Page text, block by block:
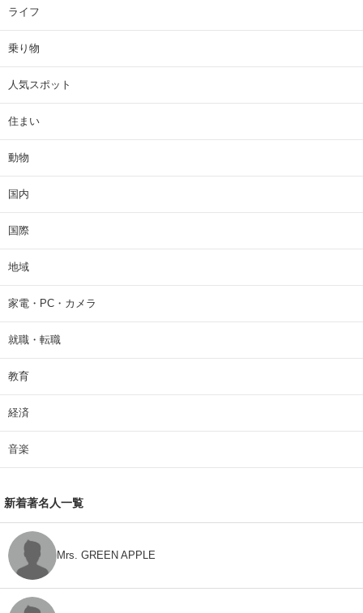
ライフ
乗り物
人気スポット
住まい
動物
国内
国際
地域
家電・PC・カメラ
就職・転職
教育
経済
音楽
新着著名人一覧
Mrs. GREEN APPLE